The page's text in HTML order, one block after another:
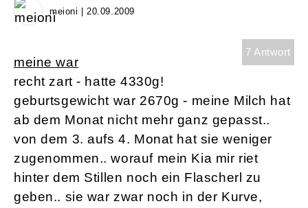
meioni | 20.09.2009
7 Antwort
meine war
recht zart - hatte 4330g!
geburtsgewicht war 2670g - meine Milch hat
ab dem Monat nicht mehr ganz gepasst..
von dem 3. aufs 4. Monat hat sie weniger
zugenommen.. worauf mein Kia mir riet
hinter dem Stillen noch ein Flascherl zu
geben.. sie war zwar noch in der Kurve,